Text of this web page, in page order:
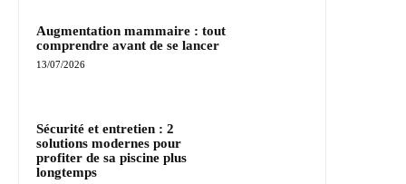
Augmentation mammaire : tout
comprendre avant de se lancer
13/07/2026
Sécurité et entretien : 2
solutions modernes pour
profiter de sa piscine plus
longtemps